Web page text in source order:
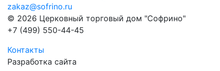
zakaz@sofrino.ru
© 2026 Церковный торговый дом "Софрино"
+7 (499) 550-44-45
Контакты
Разработка сайта